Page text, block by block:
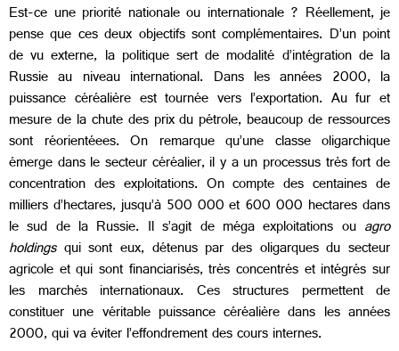
Est-ce une priorité nationale ou internationale ? Réellement, je
pense que ces deux objectifs sont complémentaires. D’un point
de vu externe, la politique sert de modalité d’intégration de la
Russie au niveau international. Dans les années 2000, la
puissance céréalière est tournée vers l’exportation. Au fur et
mesure de la chute des prix du pétrole, beaucoup de ressources
sont réorientéees. On remarque qu’une classe oligarchique
émerge dans le secteur céréalier, il y a un processus très fort de
concentration des exploitations. On compte des centaines de
milliers d’hectares, jusqu’à 500 000 et 600 000 hectares dans
le sud de la Russie. Il s’agit de méga exploitations ou agro
holdingsqui sont eux, détenus par des oligarques du secteur
agricole et qui sont financiarisés, très concentrés et intégrés sur
les marchés internationaux. Ces structures permettent de
constituer une véritable puissance céréalière dans les années
2000, qui va éviter l’effondrement des cours internes.